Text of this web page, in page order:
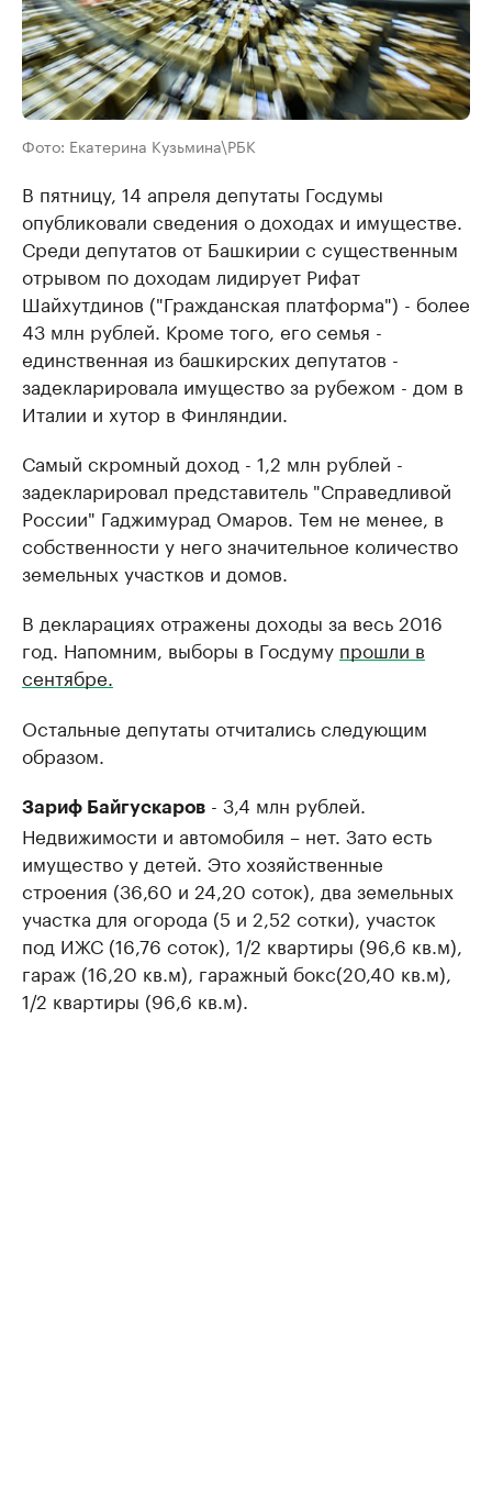
Фото: Екатерина Кузьмина\РБК
В пятницу, 14 апреля депутаты Госдумы
опубликовали сведения о доходах и имуществе.
Среди депутатов от Башкирии с существенным
отрывом по доходам лидирует Рифат
Шайхутдинов ("Гражданская платформа") - более
43 млн рублей. Кроме того, его семья -
единственная из башкирских депутатов -
задекларировала имущество за рубежом - дом в
Италии и хутор в Финляндии.
Самый скромный доход - 1,2 млн рублей -
задекларировал представитель "Справедливой
России" Гаджимурад Омаров. Тем не менее, в
собственности у него значительное количество
земельных участков и домов.
В декларациях отражены доходы за весь 2016
год. Напомним, выборы в Госдуму прошли в
сентябре.
Остальные депутаты отчитались следующим
образом.
Зариф Байгускаров - 3,4 млн рублей.
Недвижимости и автомобиля – нет. Зато есть
имущество у детей. Это хозяйственные
строения (36,60 и 24,20 соток), два земельных
участка для огорода (5 и 2,52 сотки), участок
под ИЖС (16,76 соток), 1/2 квартиры (96,6 кв.м),
гараж (16,20 кв.м), гаражный бокс(20,40 кв.м),
1/2 квартиры (96,6 кв.м).